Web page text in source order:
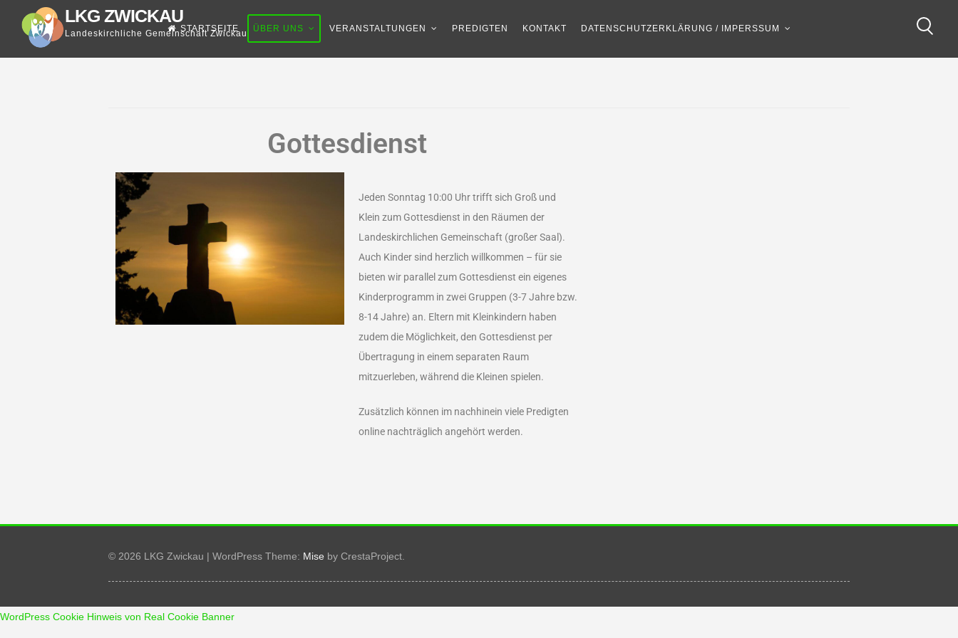
LKG ZWICKAU
Landeskirchliche Gemeinschaft Zwickau
STARTSEITE ÜBER UNS VERANSTALTUNGEN PREDIGTEN KONTAKT DATENSCHUTZERKLÄRUNG / IMPERSSUM
Gottesdienst
Jeden Sonntag 10:00 Uhr trifft sich Groß und
Klein zum Gottesdienst in den Räumen der
Landeskirchlichen Gemeinschaft (großer Saal).
Auch Kinder sind herzlich willkommen – für sie
bieten wir parallel zum Gottesdienst ein eigenes
Kinderprogramm in zwei Gruppen (3-7 Jahre bzw.
8-14 Jahre) an. Eltern mit Kleinkindern haben
zudem die Möglichkeit, den Gottesdienst per
Übertragung in einem separaten Raum
mitzuerleben, während die Kleinen spielen.
Zusätzlich können im nachhinein viele Predigten
online nachträglich angehört werden.
© 2026 LKG Zwickau | WordPress Theme: Mise by CrestaProject.
WordPress Cookie Hinweis von Real Cookie Banner